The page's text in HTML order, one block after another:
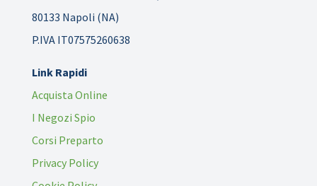
80133 Napoli (NA)
P.IVA IT07575260638
Link Rapidi
Acquista Online
I Negozi Spio
Corsi Preparto
Privacy Policy